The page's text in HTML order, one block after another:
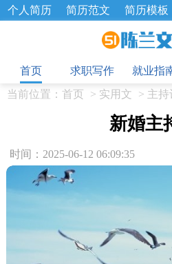
个人简历 简历范文 简历模板
招聘选拔 绩效考核
工作总结
辞职报告
首页
求职写作 就业指
当前位置： 首页 > 实用文 > 主持
新婚主
时间：2025-06-12 06:09:35